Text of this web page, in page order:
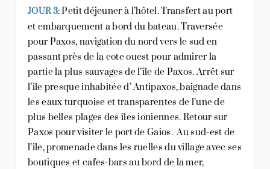
JOUR 3: Petit déjeuner à l’hôtel. Transfert au port
et embarquement a bord du bateau. Traversée
pour Paxos, navigation du nord vers le sud en
passant près de la cote ouest pour admirer la
partie la plus sauvages de l’île de Paxos. Arrêt sur
l’île presque inhabitée d’ Antipaxos, baignade dans
les eaux turquoise et transparentes de l’une de
plus belles plages des îles ioniennes. Retour sur
Paxos pour visiter le port de Gaios. Au sud-est de
l’île, promenade dans les ruelles du village avec ses
boutiques et cafes-bars au bord de la mer,